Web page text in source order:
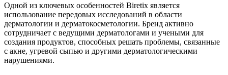
Одной из ключевых особенностей Biretix является
использование передовых исследований в области
дерматологии и дерматокосметологии. Бренд активно
сотрудничает с ведущими дерматологами и учеными для
создания продуктов, способных решать проблемы, связанные
с акне, угревой сыпью и другими дерматологическими
нарушениями.